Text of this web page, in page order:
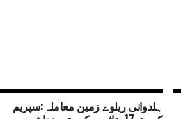
ہلدوانی ریلوے زمین معاملہ:سپریم